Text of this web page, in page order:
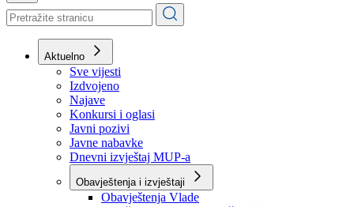
Aktuelno
Sve vijesti
Izdvojeno
Najave
Konkursi i oglasi
Javni pozivi
Javne nabavke
Dnevni izvještaj MUP-a